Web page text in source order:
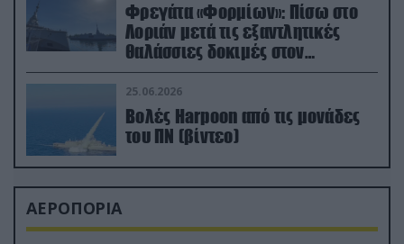
Φρεγάτα «Φορμίων»: Πίσω στο
Λοριάν μετά τις εξαντλητικές
θαλάσσιες δοκιμές στον
απαιτητικό Βισκαϊκό
25.06.2026
Βολές Harpoon από τις μονάδες
του ΠΝ (βίντεο)
ΑΕΡΟΠΟΡΙΑ